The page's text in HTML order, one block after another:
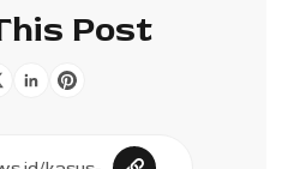
Post